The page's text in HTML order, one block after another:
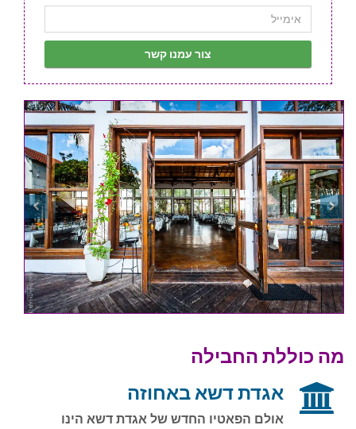
מה כוללת החבילה
אגדת דשא באחוזה
אולם הפאטיו החדש של אגדת דשא הינו